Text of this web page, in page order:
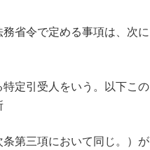
省令で定める事項は、次に
定引受人をいう。以下この
第三項において同じ。）が